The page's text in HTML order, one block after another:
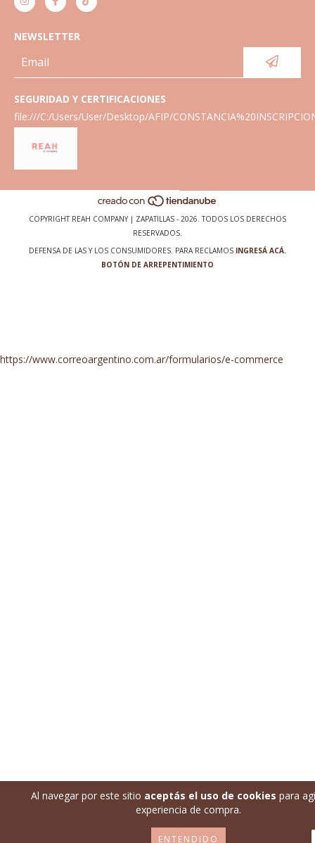
Al navegar por este sitio aceptás el uso de cookies para
experiencia de compra.
ENTENDIDO
NEWSLETTER
SEGURIDAD Y CERTIFICACIONES
file:///C:/Users/User/Desktop/AFIP/
COPYRIGHT REAH COMPANY | ZAPATILLAS - 2026. TODOS LOS DERECHOS
RESERVADOS.
DEFENSA DE LAS Y LOS CONSUMIDORES. PARA RECLAMOS INGRESÁ ACÁ.
BOTÓN DE ARREPENTIMIENTO
https://www.correoargentino.com.ar/formularios/e-commerce